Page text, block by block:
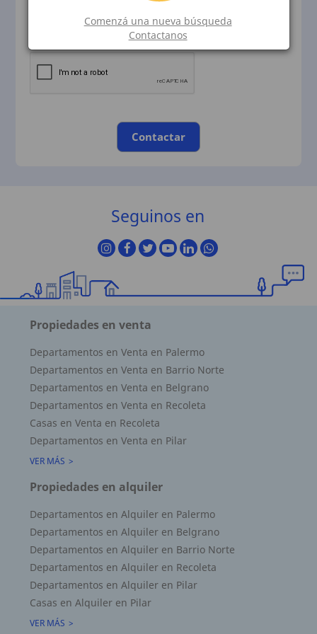
Contactar
Comenzá una nueva búsqueda
Contactanos
Seguinos en
Propiedades en venta
Departamentos en Venta en Palermo
Departamentos en Venta en Barrio Norte
Departamentos en Venta en Belgrano
Departamentos en Venta en Recoleta
Casas en Venta en Recoleta
Departamentos en Venta en Pilar
VER MÁS
Propiedades en alquiler
Departamentos en Alquiler en Palermo
Departamentos en Alquiler en Belgrano
Departamentos en Alquiler en Barrio Norte
Departamentos en Alquiler en Recoleta
Departamentos en Alquiler en Pilar
Casas en Alquiler en Pilar
VER MÁS